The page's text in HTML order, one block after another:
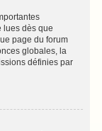
lues dès que
page du forum
globales, la
définies par